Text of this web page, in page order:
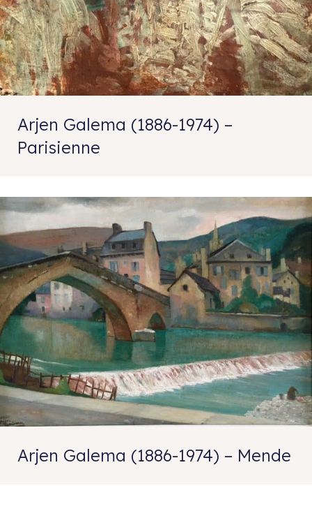
Arjen Galema (1886-1974) –
Parisienne
Arjen Galema (1886-1974) – Mende